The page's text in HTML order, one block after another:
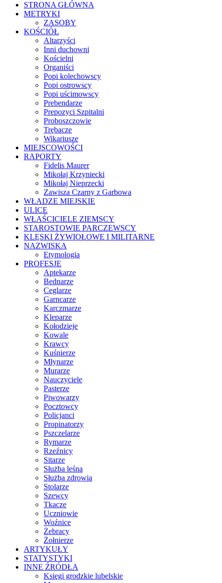
STRONA GŁÓWNA
METRYKI
ZASOBY
KOŚCIÓŁ
Altarzyści
Inni duchowni
Kościelni
Organiści
Popi kolechowscy
Popi ostrowscy
Popi uścimowscy
Prebendarze
Prepozyci Szpitalni
Proboszczowie
Trębacze
Wikariusze
MIEJSCOWOŚCI
RAPORTY
Fidelis Maurer
Mikołaj Krzyniecki
Mikołaj Nieprzecki
Zawisza Czarny z Garbowa
WŁADZE MIEJSKIE
ULICE
WŁAŚCICIELE ZIEMSCY
STAROSTOWIE PARCZEWSCY
KLĘSKI ŻYWIOŁOWE I MILITARNE
NAZWISKA
Etymologia
PROFESJE
Aptekarze
Bednarze
Ceglarze
Garncarze
Karczmarze
Kleparze
Kołodzieje
Kowale
Krawcy
Kuśnierze
Młynarze
Murarze
Nauczyciele
Pasterze
Piwowarzy
Pocztowcy
Policjanci
Propinatorzy
Pszczelarze
Rymarze
Rzeźnicy
Sitarze
Służba leśna
Służba zdrowia
Stolarze
Szewcy
Tkacze
Uczniowie
Woźnice
Żebracy
Żołnierze
ARTYKUŁY
STATYSTYKI
INNE ŹRÓDŁA
Księgi grodzkie lubelskie